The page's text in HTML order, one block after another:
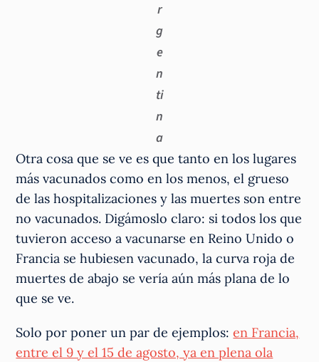
r
g
e
n
ti
n
a
Otra cosa que se ve es que tanto en los lugares
más vacunados como en los menos, el grueso
de las hospitalizaciones y las muertes son entre
no vacunados. Digámoslo claro: si todos los que
tuvieron acceso a vacunarse en Reino Unido o
Francia se hubiesen vacunado, la curva roja de
muertes de abajo se vería aún más plana de lo
que se ve.
Solo por poner un par de ejemplos:en Francia,
entre el 9 y el 15 de agosto, ya en plena ola